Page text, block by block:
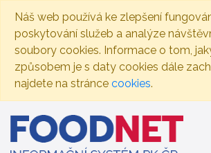
Náš web používá ke zlepšení
poskytování služeb a analýze
soubory cookies. Informace o tom,
způsobem je s daty cookies dále
najdete na stránce cookies.